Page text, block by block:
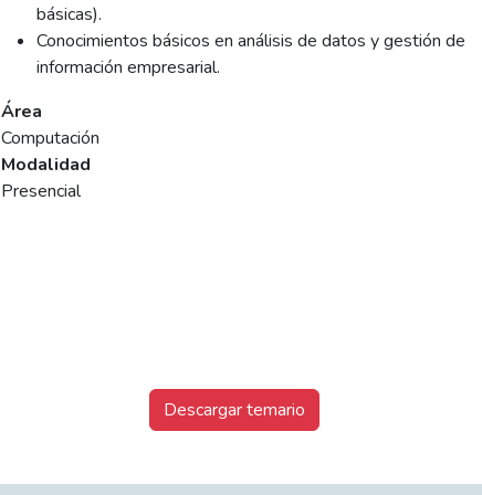
básicas).
Conocimientos básicos en análisis de datos y gestión de
información empresarial.
Área
Computación
Modalidad
Presencial
Descargar temario